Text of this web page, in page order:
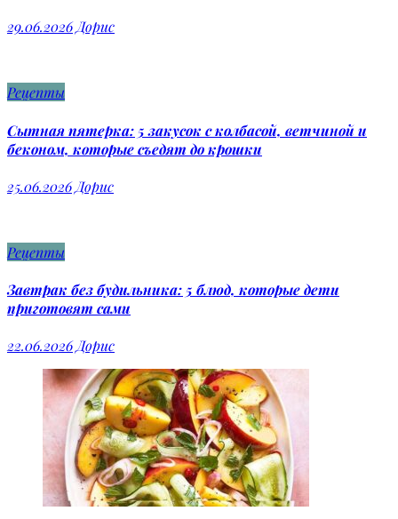
29.06.2026Дорис
Рецепты
Сытная пятерка: 5 закусок с колбасой, ветчиной и
беконом, которые съедят до крошки
25.06.2026 Дорис
Рецепты
Завтрак без будильника: 5 блюд, которые дети
приготовят сами
22.06.2026Дорис